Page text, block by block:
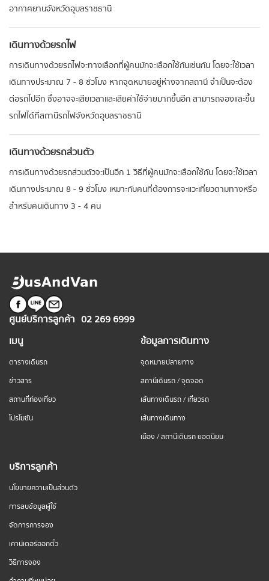
อากาศยานจังหวัดอุบลราชธานี
เดินทางด้วยรถไฟ
การเดินทางด้วยรถไฟจะทางเลือกที่ผู้คนมักจะเลือกใช้กันเช่นกัน โดยจะใช้เวลา
เดินทางประมาณ 7 - 8 ชั่วโมง หากจุดหมายอยู่ห่างจากสถานี จำเป็นจะต้อง
ต่อรถไปอีก ซึ่งอาจจะเสียเวลาและเสียค่าใช้จ่ายมากขึ้นอีก สามารถจองและขึ้น
รถไฟได้ที่สถานีรถไฟจังหวัดอุบลราชธานี
เดินทางด้วยรถส่วนตัว
การเดินทางด้วยรถส่วนตัวจะเป็นอีก 1 วิธีที่ผู้คนมักจะเลือกใช้กัน โดยจะใช้เวลา
เดินทางประมาณ 8 - 9 ชั่วโมง เหมาะกับคนที่ต้องการจะแวะเที่ยวตามทางหรือ
สำหรับคนเดินทาง 3 - 4 คน
ศูนย์บริการลูกค้า 02 269 6999
เมนู
ตารางเดินรถ
ข่าวสาร
สถานที่ท่องเที่ยว
โปรโมชั่น
ข้อมูลการเดินทาง
จุดหมายปลายทาง
สถานีเดินรถ / จุดจอด
เส้นทางเดินรถ / เที่ยวรถ
เส้นทางเดินทาง
เมือง / สถานีเดินรถ ยอดนิยม
บริการลูกค้า
นโยบายความเป็นส่วนตัว
การลบข้อมูลผู้ใช้
จัดการการจอง
เคาน์เตอร์ออกตั๋ว
วิธีการจอง